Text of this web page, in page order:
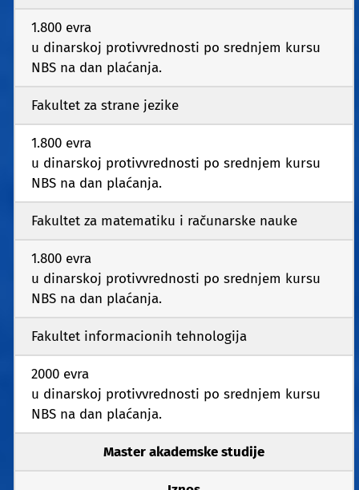
1.800 evra
u dinarskoj protivvrednosti po srednjem kursu
NBS na dan plaćanja.
Fakultet za strane jezike
1.800 evra
u dinarskoj protivvrednosti po srednjem kursu
NBS na dan plaćanja.
Fakultet za matematiku i računarske nauke
1.800 evra
u dinarskoj protivvrednosti po srednjem kursu
NBS na dan plaćanja.
Fakultet informacionih tehnologija
2000 evra
u dinarskoj protivvrednosti po srednjem kursu
NBS na dan plaćanja.
Master akademske studije